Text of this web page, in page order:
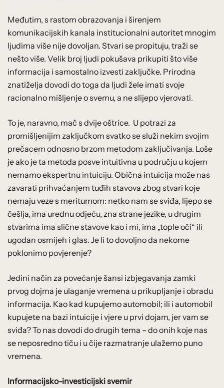
Međutim, s rastom obrazovanja i širenjem
komunikacijskih kanala institucionalni autoritet mnogim
ljudima više nije dovoljan. Stvari se propituju, traži se
nešto više. Velik broj ljudi pokušava prikupiti što više
informacija i samostalno izvesti zaključke. Prirodna
znatiželja dovodi do toga da ljudi žele imati svoje
racionalno mišljenje o svemu, a ne slijepo vjerovati.
To je, naravno, mač s dvije oštrice. U potrazi za
promišljenijim zaključkom svatko se služi nekim svojim
prečacem odnosno brzom metodom zaključivanja. Loše
je ako je ta metoda posve intuitivna u području u kojem
nemamo ekspertnu intuiciju. Obična intuicija može nas
zavarati prihvaćanjem tuđih stavova zbog stvari koje
nemaju veze s meritumom: netko nam se sviđa, lijepo se
češlja, ima urednu odjeću, zna strane jezike, u drugim
stvarima ima slične stavove kao i mi, ima „tople oči“ ili
ugodan osmijeh i glas. Je li to dovoljno da nekome
poklonimo povjerenje?
Jedini način za povećanje šansi izbjegavanja zamki
prvog dojma je ulaganje vremena u prikupljanje i obradu
informacija. Kao kad kupujemo automobil; ili i automobil
kupujete na bazi intuicije i vjere u prvi dojam, jer vam se
sviđa? To nas dovodi do drugih tema – do onih koje nas
se neposredno tiču i u čije razmatranje ulažemo puno
vremena.
Informacijsko-investicijski svemir